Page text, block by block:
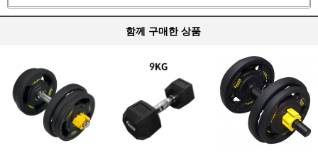
함께 구매한 상품